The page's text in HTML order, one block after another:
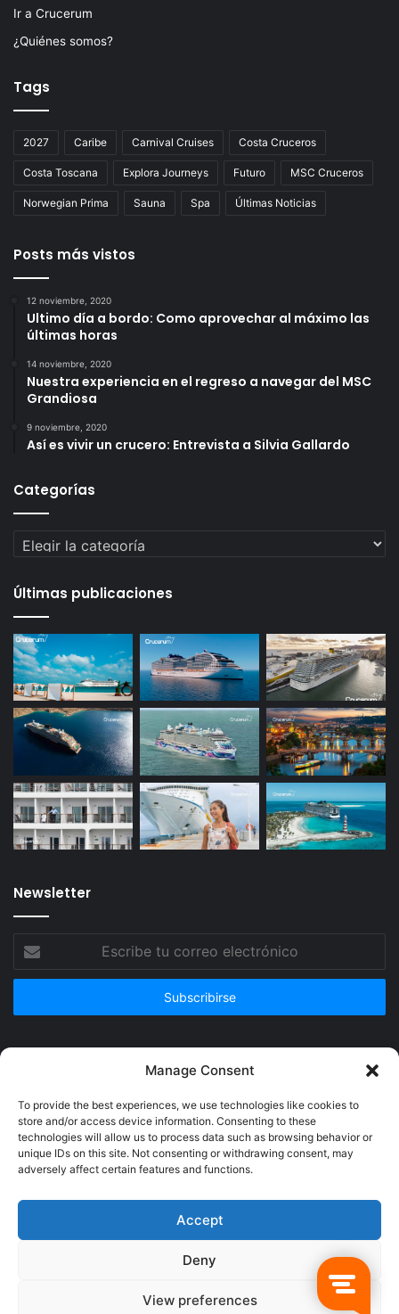
Manage Consent
To provide the best experiences, we use technologies like cookies to
store and/or access device information. Consenting to these
technologies will allow us to process data such as browsing behavior or
unique IDs on this site. Not consenting or withdrawing consent, may
adversely affect certain features and functions.
Accept
Deny
View preferences
Ir a Crucerum
¿Quiénes somos?
Tags
2027 Caribe Carnival Cruises Costa Cruceros
Costa Toscana Explora Journeys Futuro MSC Cruceros
Norwegian Prima Sauna Spa Últimas Noticias
Posts más vistos
12 noviembre, 2020
Ultimo día a bordo: Como aprovechar al máximo las
últimas horas
14 noviembre, 2020
Nuestra experiencia en el regreso a navegar del MSC
Grandiosa
9 noviembre, 2020
Así es vivir un crucero: Entrevista a Silvia Gallardo
Categorías
Categorías
Últimas publicaciones
Newsletter
correo
© Copyright 2026, Todos los derechos reservados @Crucerum |
Facebook
TwitterYouTubeInstagram